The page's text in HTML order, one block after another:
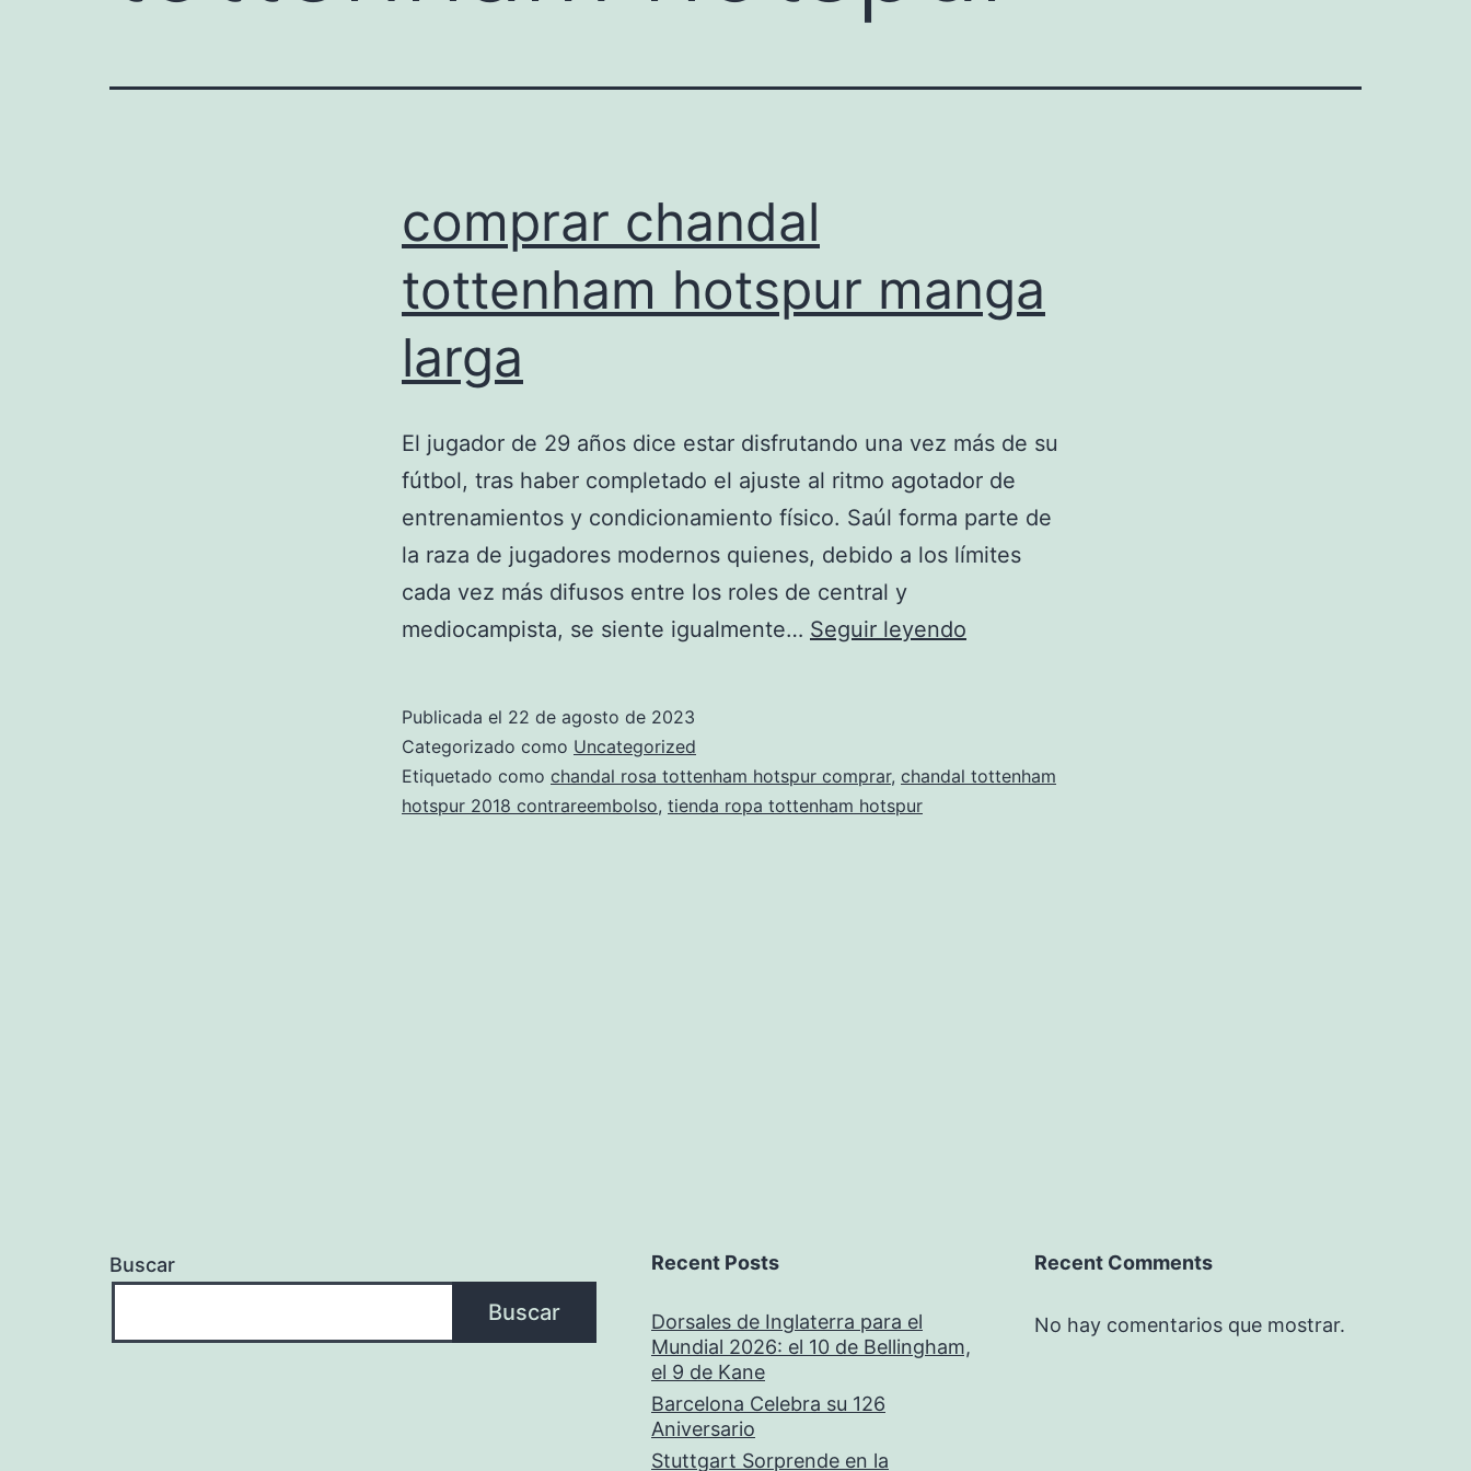
comprar chandal
tottenham hotspur manga
larga
El jugador de 29 años dice estar disfrutando una vez más de su
fútbol, tras haber completado el ajuste al ritmo agotador de
entrenamientos y condicionamiento físico. Saúl forma parte de
la raza de jugadores modernos quienes, debido a los límites
cada vez más difusos entre los roles de central y
mediocampista, se siente igualmente… Seguir leyendo
manga
Publicada el 22 de agosto de 2023
Categorizado como Uncategorized
Etiquetado como chandal rosa tottenham hotspur comprar, chandal tottenham
hotspur 2018 contrareembolso, tienda ropa tottenham hotspur
Buscar
Buscar
Recent Posts
Dorsales de Inglaterra para el
Mundial 2026: el 10 de Bellingham,
el 9 de Kane
Barcelona Celebra su 126
Aniversario
Stuttgart Sorprende en la
Recent Comments
No hay comentarios que mostrar.